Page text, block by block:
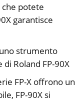
potete
garantisce
strumento
Roland FP-90X
FP-X offrono un
FP-90X si